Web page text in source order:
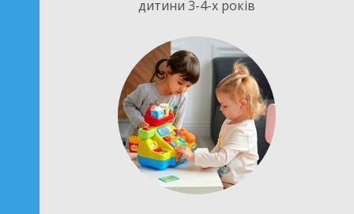
дитини 3-4-х років